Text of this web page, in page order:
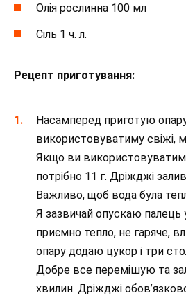
Олія рослинна 100 мл
Сіль 1 ч. л.
Рецепт приготування:
Насамперед приготую
використовуватиму свіжі,
Якщо ви
потрібно 11 г. Дріжджі
Важливо, щоб вода була
Я зазвичай опускаю палець
приємно тепло, не гаряче,
опару додаю цукор і три
Добре все перемішую та
хвилин. Дріжджі